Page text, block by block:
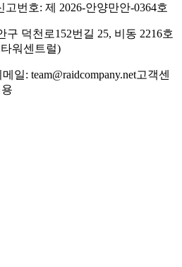
고번호: 제 2026-안양만안-0364호
덕천로152번길 25, 비동 2216호
워센트럴)
메일: team@raidcompany.net고객센